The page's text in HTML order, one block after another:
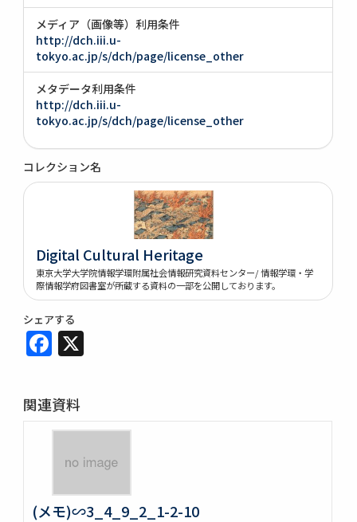
メディア（画像等）利用条件
http://dch.iii.u-
tokyo.ac.jp/s/dch/page/license_other
メタデータ利用条件
http://dch.iii.u-
tokyo.ac.jp/s/dch/page/license_other
コレクション名
Digital Cultural Heritage
東京大学大学院情報学環附属社会情報研究資料センター/ 情報学環・学
際情報学府図書室が所蔵する資料の一部を公開しております。
シェアする
Facebook
関連資料
(メモ)∽3_4_9_2_1-2-10